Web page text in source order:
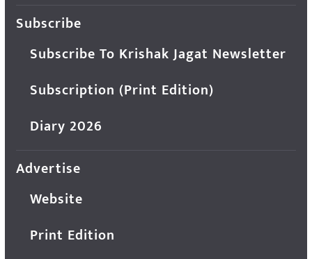
Subscribe
Subscribe To Krishak Jagat Newsletter
Subscription (Print Edition)
Diary 2026
Advertise
Website
Print Edition